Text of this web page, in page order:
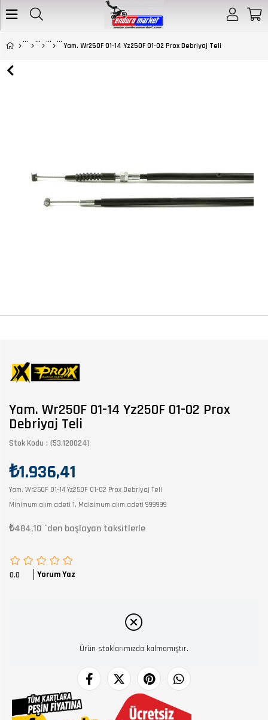
Yam. Wr250F 01-14 Yz250F 01-02 Prox Debriyaj Teli
Yam. Wr250F 01-14 Yz250F 01-02 Prox
Debriyaj Teli
Stok Kodu (53.120024)
₺1.936,41
Yam. Wr250F 01-14 Yz250F 01-02 Prox Debriyaj Teli
Minimum alım adeti 1, Maksimum alım adeti 999999
₺484,10 `den başlayan taksitlerle
0.0 Yorum Yaz
Ürün stoklarımızda kalmamıştır.